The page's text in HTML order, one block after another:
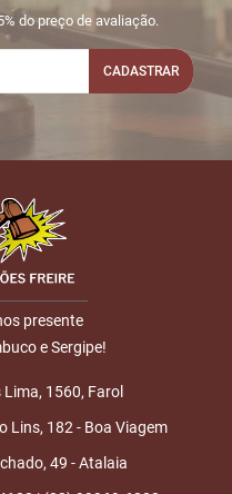
do preço de avaliação.
CADASTRAR
presente
e Sergipe!
1560, Farol
Lins, 182 - Boa Viagem
49 - Atalaia